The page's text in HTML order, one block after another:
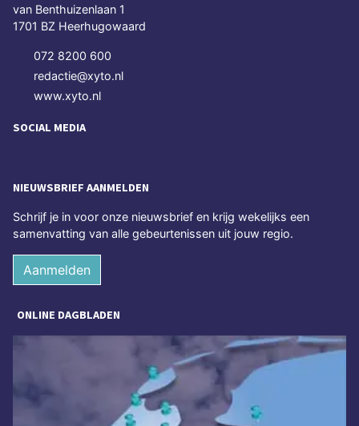
van Benthuizenlaan 1
1701 BZ Heerhugowaard
072 8200 600
redactie@xyto.nl
www.xyto.nl
SOCIAL MEDIA
NIEUWSBRIEF AANMELDEN
Schrijf je in voor onze nieuwsbrief en krijg wekelijks een
samenvatting van alle gebeurtenissen uit jouw regio.
Aanmelden
ONLINE DAGBLADEN